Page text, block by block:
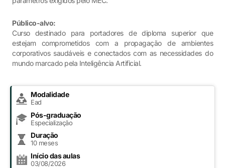
Público-alvo:
Curso destinado para portadores de diploma superior que
estejam comprometidos com a propagação de ambientes
corporativos saudáveis e conectados com as necessidades do
mundo marcado pela Inteligência Artificial.
Modalidade
Ead
Pós-graduação
Especialização
Duração
10 meses
Início das aulas
03/08/2026